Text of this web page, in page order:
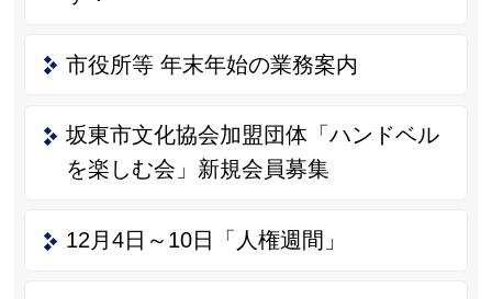
市役所等 年末年始の業務案内
坂東市文化協会加盟団体「ハンドベル
を楽しむ会」新規会員募集
12月4日～10日「人権週間」